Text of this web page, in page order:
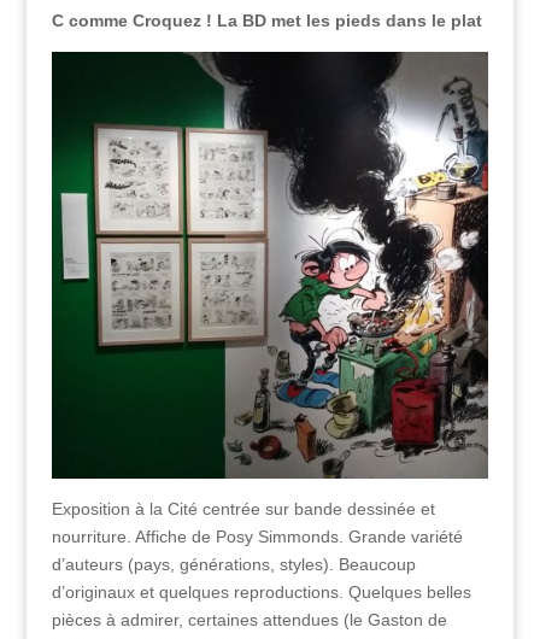
C comme Croquez ! La BD met les pieds dans le plat
Exposition à la Cité centrée sur bande dessinée et
nourriture. Affiche de Posy Simmonds. Grande variété
d’auteurs (pays, générations, styles). Beaucoup
d’originaux et quelques reproductions. Quelques belles
pièces à admirer, certaines attendues (le Gaston de